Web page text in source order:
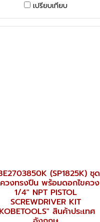
เปรียบเทียบ
(SP1825K) ชุด
วงทรงปืน พร้อมดอกไขควง
1/4" NPT PISTOL
SCREWDRIVER KIT
สินค้าประเทศ